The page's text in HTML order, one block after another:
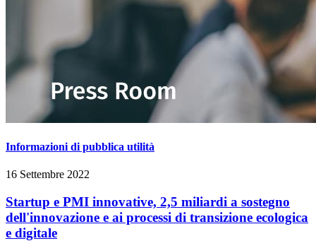
Informazioni di pubblica utilità
16 Settembre 2022
Startup e PMI innovative, 2,5 miliardi a sostegno
dell'innovazione e ai processi di transizione ecologica
e digitale